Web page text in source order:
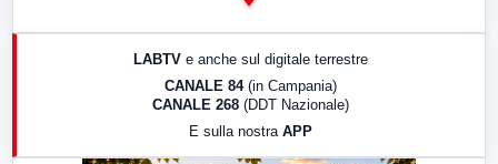
17:00 LabNews (replica)
LABTV e anche sul digitale terrestre
CANALE 84 (in Campania)
CANALE 268 (DDT Nazionale)
E sulla nostra APP